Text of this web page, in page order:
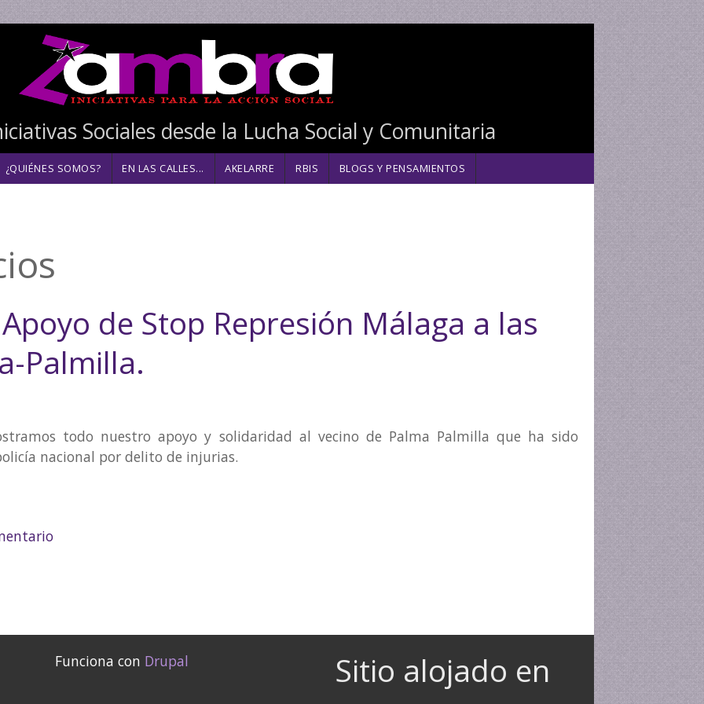
Sociales desde la Lucha Social y Comunitaria
¿QUIÉNES SOMOS? EN LAS CALLES... AKELARRE RBIS BLOGS Y PENSAMIENTOS
aquí
de Stop Represión Málaga a las
Palmilla.
todo nuestro apoyo y solidaridad al vecino de Palma Palmilla que ha sido
nacional por delito de injurias.
de Stop Represión Málaga a las vecinxs de Palma-Palmilla.
Funciona con Drupal Sitio alojado en